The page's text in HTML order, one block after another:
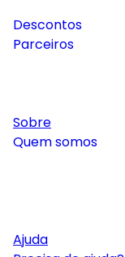
Descontos
Parceiros
Sobre
Quem somos
Ajuda